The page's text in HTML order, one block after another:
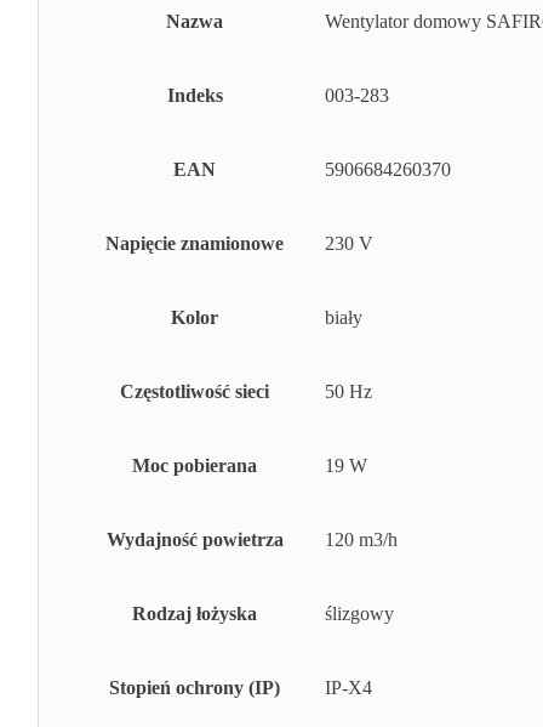
Nazwa Wentylator domowy
Indeks 003-283
EAN 5906684260370
Napięcie znamionowe 230 V
Kolor biały
Częstotliwość sieci 50 Hz
Moc pobierana 19 W
Wydajność powietrza 120 m3/h
Rodzaj łożyska ślizgowy
Stopień ochrony (IP) IP-X4